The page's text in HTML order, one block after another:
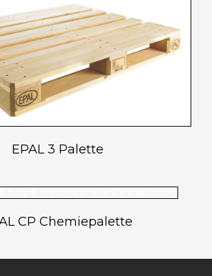
EPAL 3 Palette
CP Chemiepalette